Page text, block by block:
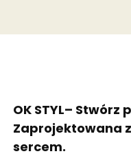
OK STYL–
Zaprojektowana
sercem.